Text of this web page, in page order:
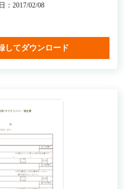
：2017/02/08
してダウンロード